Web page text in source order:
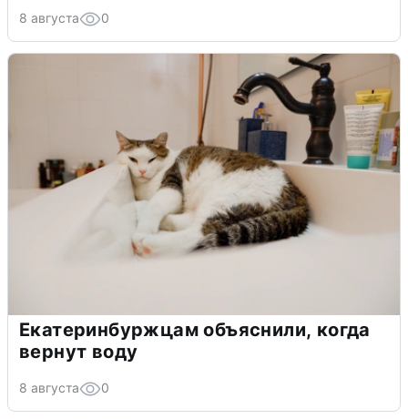
8 августа 0
Екатеринбуржцам объяснили, когда
вернут воду
8 августа 0